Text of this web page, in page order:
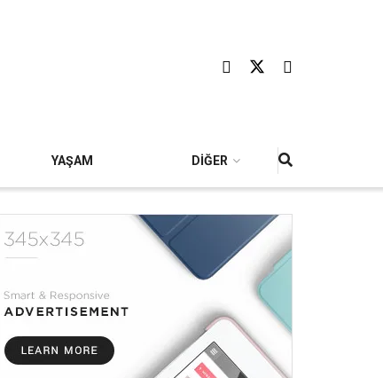
YAŞAM DİĞER